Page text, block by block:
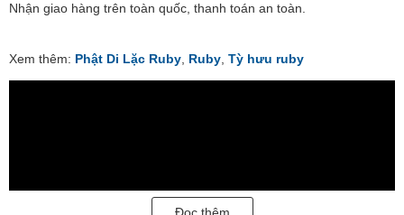
Nhận giao hàng trên toàn quốc, thanh toán an toàn.
Xem thêm: Phật Di Lặc Ruby Ruby Tỳ hưu ruby